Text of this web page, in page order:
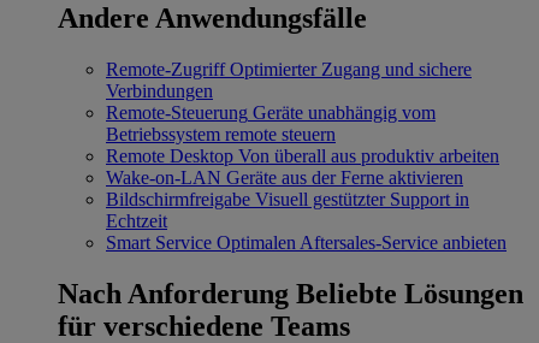
Andere Anwendungsfälle
Remote-Zugriff Optimierter Zugang und sichere
Verbindungen
Remote-Steuerung Geräte unabhängig vom
Betriebssystem remote steuern
Remote Desktop Von überall aus produktiv arbeiten
Wake-on-LAN Geräte aus der Ferne aktivieren
Bildschirmfreigabe Visuell gestützter Support in
Echtzeit
Smart Service Optimalen Aftersales-Service anbieten
Nach Anforderung Beliebte Lösungen
für verschiedene Teams